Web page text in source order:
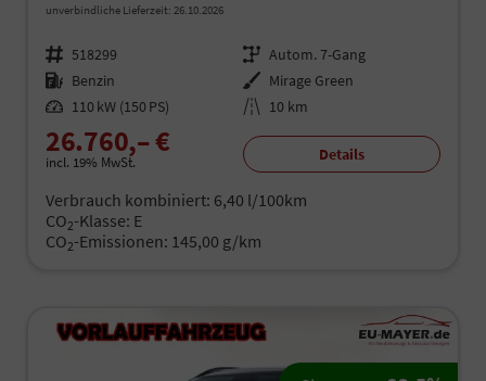
unverbindliche Lieferzeit: 26.10.2026
Fahrzeugnr. 518299 Getriebe Autom. 7-Gang
Kraftstoff Benzin Außenfarbe Mirage Green
Leistung 110 kW (150 PS) Kilometerstand 10 km
26.760,– €
incl. 19% MwSt. Details
Verbrauch kombiniert: 6,40 l/100km
CO2-Klasse: E
CO2-Emissionen: 145,00 g/km